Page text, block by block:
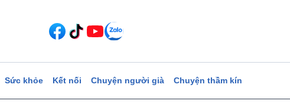
Sức khỏe Kết nối Chuyện người già Chuyện thầm kín